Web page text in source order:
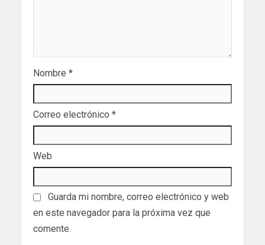
Nombre *
Correo electrónico *
Web
Guarda mi nombre, correo electrónico y web
en este navegador para la próxima vez que
comente.